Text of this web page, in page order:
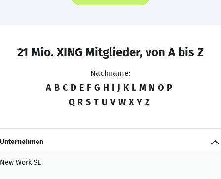
21 Mio. XING Mitglieder, von A bis Z
Nachname:
A B C D E F G H I J K L M N O P
Q R S T U V W X Y Z
Unternehmen
New Work SE